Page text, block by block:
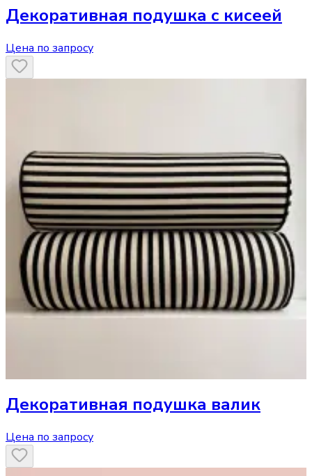
Декоративная подушка с кисеей
Цена по запросу
Декоративная подушка валик
Цена по запросу